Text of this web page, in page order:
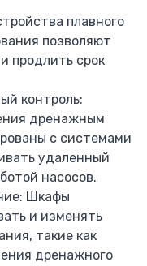
контроллеров
плавного
позволяют
продлить срок
контроль:
дренажным
с системами
удаленный
насосов.
Шкафы
и изменять
такие как
дренажного